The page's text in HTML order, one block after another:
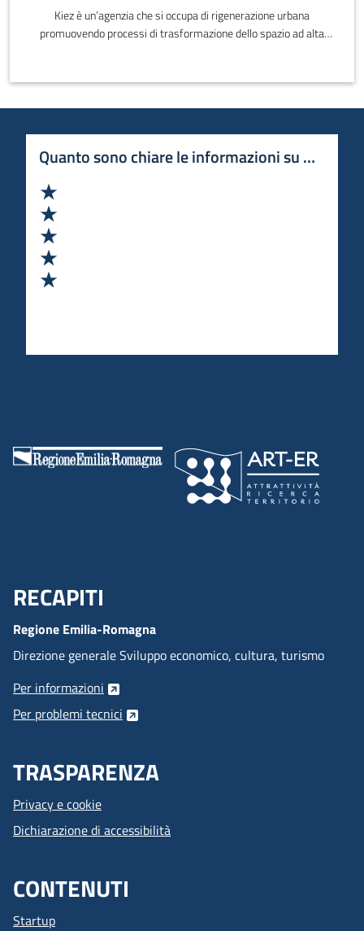
Kiez è un’agenzia che si occupa di rigenerazione urbana
promuovendo processi di trasformazione dello spazio ad alta
strategica, alla ricerca di finanziamenti, dalla progettazione
spaziale al coinvolgimento della comunità, fino alla prototipazione
Quanto sono chiare le informazioni su questa
Menu Footer
RECAPITI
Regione Emilia-Romagna
Direzione generale Sviluppo economico, cultura, turismo
Per informazioni
Per problemi tecnici
TRASPARENZA
Privacy e cookie
Dichiarazione di accessibilità
CONTENUTI
Startup